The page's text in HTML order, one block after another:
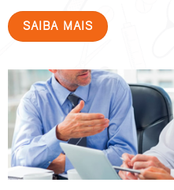
SAIBA MAIS